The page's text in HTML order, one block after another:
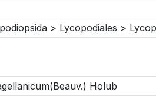
> Lycopodiales >
Holub